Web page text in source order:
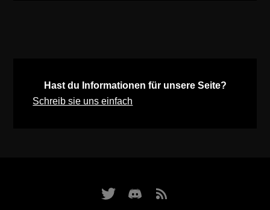
Hast du Informationen für unsere Seite?
Schreib sie uns einfach